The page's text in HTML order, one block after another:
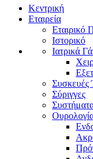
Κεντρική
Εταιρεία
Εταιρικό
Ιστορικό
Ιατρικά
Συσκευές
Σύριγγες